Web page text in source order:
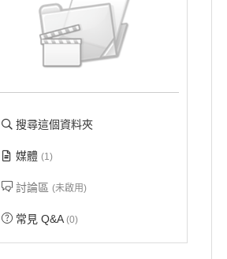
搜尋這個資料夾
媒體(1)
討論區(未啟用)
常見 Q&A(0)